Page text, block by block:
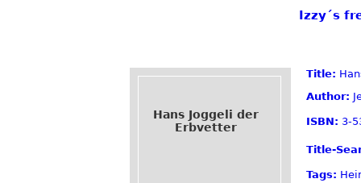
Izzy´s
Hans Joggeli der
Erbvetter
Title:
Author:
ISBN: 3-
Title-
Tags: